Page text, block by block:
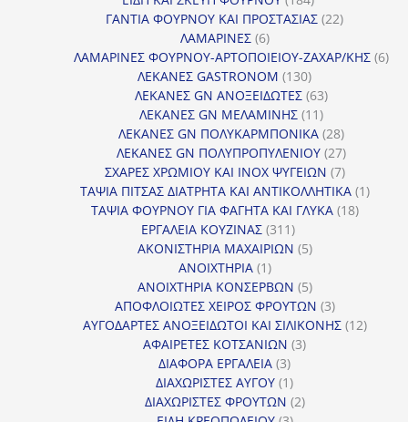
προϊόντα
ΓΑΝΤΙΑ ΦΟΥΡΝΟΥ ΚΑΙ ΠΡΟΣΤΑΣΙΑΣ 2222
ΛΑΜΑΡΙΝΕΣ 66
προϊόντα
ΛΑΜΑΡΙΝΕΣ ΦΟΥΡΝΟΥ-ΑΡΤΟΠΟΙΕΙΟΥ-ΖΑΧΑΡ/ΚΗΣ 66
ΛΕΚΑΝΕΣ GASTRONOM 130130
προϊόντα
ΛΕΚΑΝΕΣ GN ΑΝΟΞΕΙΔΩΤΕΣ 6363
ΛΕΚΑΝΕΣ GN ΜΕΛΑΜΙΝΗΣ 1111
προϊόντα
ΛΕΚΑΝΕΣ GN ΠΟΛΥΚΑΡΜΠΟΝΙΚΑ 2828
προϊόντα
ΛΕΚΑΝΕΣ GN ΠΟΛΥΠΡΟΠΥΛΕΝΙΟΥ 2727
προϊόντα
ΣΧΑΡΕΣ ΧΡΩΜΙΟΥ ΚΑΙ INOX ΨΥΓΕΙΩΝ 77
προϊόντα
ΤΑΨΙΑ ΠΙΤΣΑΣ ΔΙΑΤΡΗΤΑ ΚΑΙ ΑΝΤΙΚΟΛΛΗΤΙΚΑ 11
ΤΑΨΙΑ ΦΟΥΡΝΟΥ ΓΙΑ ΦΑΓΗΤΑ ΚΑΙ ΓΛΥΚΑ 1818
ΕΡΓΑΛΕΙΑ ΚΟΥΖΙΝΑΣ 311311
προϊόντα
ΑΚΟΝΙΣΤΗΡΙΑ ΜΑΧΑΙΡΙΩΝ 55
ΑΝΟΙΧΤΗΡΙΑ 11
προϊόν
ΑΝΟΙΧΤΗΡΙΑ ΚΟΝΣΕΡΒΩΝ 55
προϊόντα
ΑΠΟΦΛΟΙΩΤΕΣ ΧΕΙΡΟΣ ΦΡΟΥΤΩΝ 33
προϊόντα
ΑΥΓΟΔΑΡΤΕΣ ΑΝΟΞΕΙΔΩΤΟΙ ΚΑΙ ΣΙΛΙΚΟΝΗΣ 1212
ΑΦΑΙΡΕΤΕΣ ΚΟΤΣΑΝΙΩΝ 33
ΔΙΑΦΟΡΑ ΕΡΓΑΛΕΙΑ 33
προϊόντα
ΔΙΑΧΩΡΙΣΤΕΣ ΑΥΓΟΥ 11
προϊόν
ΔΙΑΧΩΡΙΣΤΕΣ ΦΡΟΥΤΩΝ 22